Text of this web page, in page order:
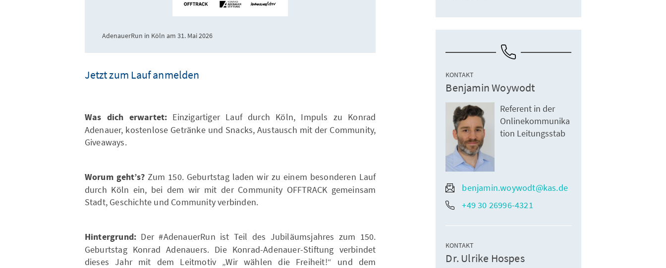
AdenauerRun in Köln am 31. Mai 2026
Jetzt zum Lauf anmelden
Was dich erwartet: Einzigartiger Lauf durch Köln, Impuls zu Konrad
Adenauer, kostenlose Getränke und Snacks, Austausch mit der Community,
Giveaways.
Worum geht’s? Zum 150. Geburtstag laden wir zu einem besonderen Lauf
durch Köln ein, bei dem wir mit der Community OFFTRACK gemeinsam
Stadt, Geschichte und Community verbinden.
Hintergrund: Der #AdenauerRun ist Teil des Jubiläumsjahres zum 150.
Geburtstag Konrad Adenauers. Die Konrad-Adenauer-Stiftung verbindet
dieses Jahr mit dem Leitmotiv „Wir wählen die Freiheit!“ und dem
KONTAKT
Benjamin Woywodt
Referent in der
Onlinekommunika
tion Leitungsstab
benjamin.woywodt@kas.de
+49 30 26996-4321
KONTAKT
Dr. Ulrike Hospes